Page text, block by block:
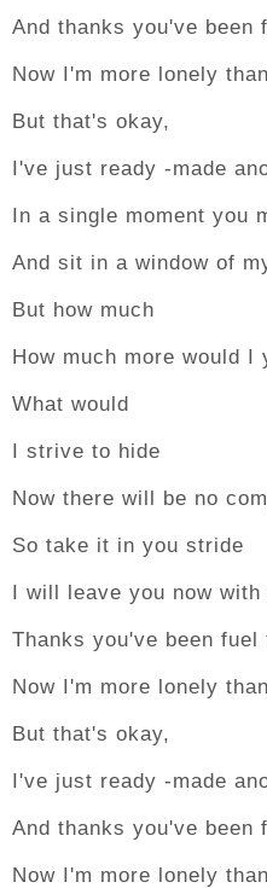
And thanks you've been
Now I'm more lonely
But that's okay,
I've just ready -made
In a single moment you
And sit in a window of
But how much
How much more would I
What would
I strive to hide
Now there will be no
So take it in you stride
I will leave you now with
Thanks you've been fuel
Now I'm more lonely
But that's okay,
I've just ready -made
And thanks you've been
Now I'm more lonely